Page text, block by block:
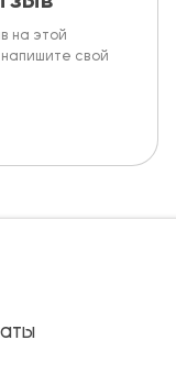
на этой
свой